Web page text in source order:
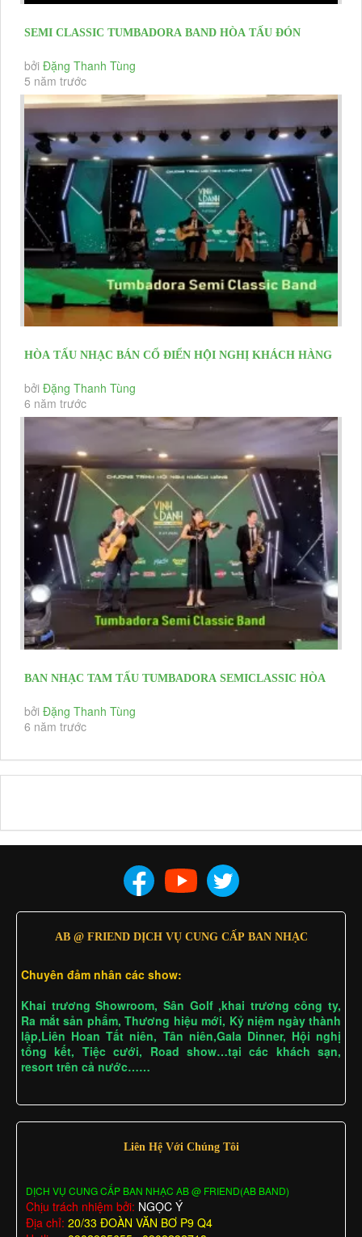
SEMI CLASSIC TUMBADORA BAND HÒA TẤU ĐÓN
KHÁCH SỰ KIỆN BÁN HÀNG SUZUKI HỒNG...
bởi Đặng Thanh Tùng
5 năm trước
HÒA TẤU NHẠC BÁN CỔ ĐIỂN HỘI NGHỊ KHÁCH HÀNG
TẬP ĐOÀN CỎ MAY
bởi Đặng Thanh Tùng
6 năm trước
BAN NHẠC TAM TẤU TUMBADORA SEMICLASSIC HÒA
TẤU KHAI MẠC HNKH CỎ MAY GROUP
bởi Đặng Thanh Tùng
6 năm trước
AB @ FRIEND DỊCH VỤ CUNG CẤP BAN NHẠC
Chuyên đảm nhân các show:
Khai trương Showroom, Sân Golf ,khai trương công ty,
Ra mắt sản phẩm, Thương hiệu mới, Kỷ niệm ngày thành
lập,Liên Hoan Tất niên, Tân niên,Gala Dinner, Hội nghị
tổng kết, Tiệc cưới, Road show…tại các khách sạn,
resort trên cả nước……
Liên Hệ Với Chúng Tôi
DỊCH VỤ CUNG CẤP BAN NHẠC AB @ FRIEND(AB BAND)
Chịu trách nhiệm bởi: NGỌC Ý
Địa chỉ: 20/33 ĐOÀN VĂN BƠ P9 Q4